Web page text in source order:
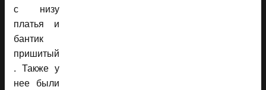
с низу
платья и
бантик
пришитый
. Также у
нее были